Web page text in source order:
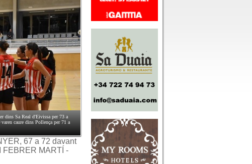
dins Sa Real d'Eivissa per 73 a
caure dins Pollença per 71 a
67 a 72 davant
FEBRER MARTÍ -